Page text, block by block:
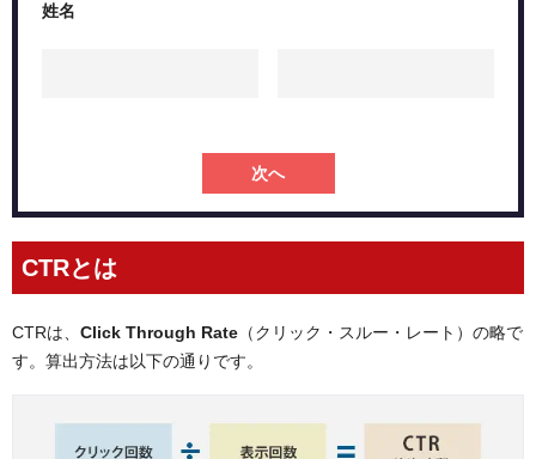
姓名
次へ
CTRとは
CTRは、 Click Through Rate （クリック・スルー・レート）の略で
す。算出方法は以下の通りです。